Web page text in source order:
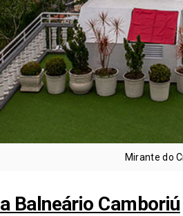
Mirante do
Balneário Camboriú